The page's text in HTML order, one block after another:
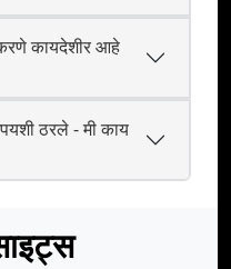
कायदेशीर आहे
ठरले - मी काय